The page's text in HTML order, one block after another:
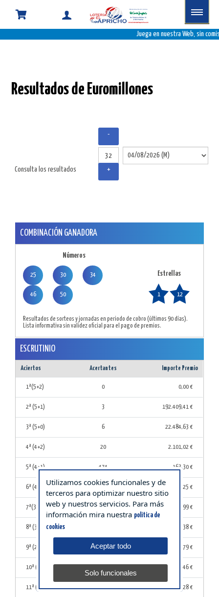
Resultados
de
Juega en nuestra Web, sin
Resultados de Euromillones
Consulta los resultados
-
+
COMBINACIÓN GANADORA
Números
25 30 34
46 50
Estrellas
1 12
Resultados de sorteos y jornadas en periodo de cobro (últimos 90 días).
Lista informativa sin validez oficial para el pago de premios.
ESCRUTINIO
Aciertos Acertantes Importe Premio
1ª(5+2) 0 0,00 €
2ª (5+1) 3 192.409,41 €
3ª (5+0) 6 22.484,63 €
4ª (4+2) 20 2.101,02 €
5ª (4+1) 474 163,30 €
6ª (4+0) 1122 51,25 €
7ª(3+2) 1106 73,99 €
8ª (3+1) 15,38 €
9ª (2+2) 17126 16,79 €
10ª (3+0) 11,46 €
11ª (1+2) 87386 8,28 €
Utilizamos cookies funcionales y de
terceros para optimizar nuestro sitio
web y nuestros servicios. Para más
información mira nuestra politica de
cookies
Aceptar todo
Solo funcionales